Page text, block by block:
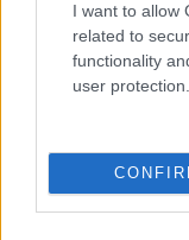
I want to allow
related to
functionality
user protection.